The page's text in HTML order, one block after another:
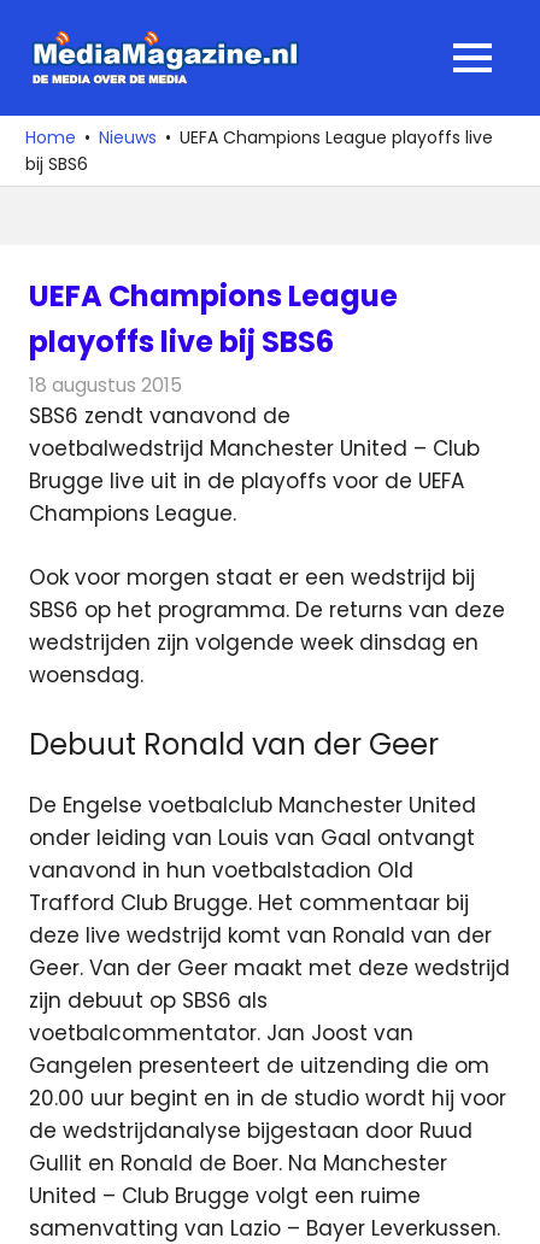
naar
media
over
de
MENU
Home Nieuws
UEFA Champions League playoffs live
bij SBS6
UEFA Champions League
playoffs live bij SBS6
18 augustus 2015
SBS6 zendt vanavond de
voetbalwedstrijd Manchester United – Club
Brugge live uit in de playoffs voor de UEFA
Champions League.
Ook voor morgen staat er een wedstrijd bij
SBS6 op het programma. De returns van deze
wedstrijden zijn volgende week dinsdag en
woensdag.
Debuut Ronald van der Geer
De Engelse voetbalclub Manchester United
onder leiding van Louis van Gaal ontvangt
vanavond in hun voetbalstadion Old
Trafford Club Brugge. Het commentaar bij
deze live wedstrijd komt van Ronald van der
Geer. Van der Geer maakt met deze wedstrijd
zijn debuut op SBS6 als
voetbalcommentator. Jan Joost van
Gangelen presenteert de uitzending die om
20.00 uur begint en in de studio wordt hij voor
de wedstrijdanalyse bijgestaan door Ruud
Gullit en Ronald de Boer. Na Manchester
United – Club Brugge volgt een ruime
samenvatting van Lazio – Bayer Leverkussen.